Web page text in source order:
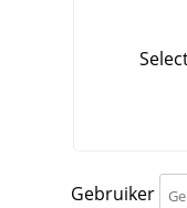
Gebruiker